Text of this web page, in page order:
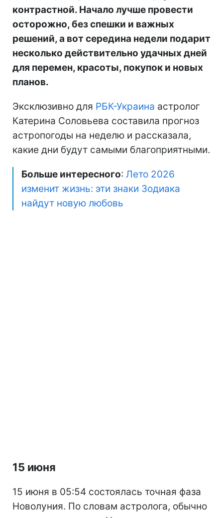
контрастной. Начало лучше провести
осторожно, без спешки и важных
решений, а вот середина недели подарит
несколько действительно удачных дней
для перемен, красоты, покупок и новых
планов.
Эксклюзивно для РБК-Украина астролог
Катерина Соловьева составила прогноз
астропогоды на неделю и рассказала,
какие дни будут самыми благоприятными.
Больше интересного: Лето 2026
изменит жизнь: эти знаки Зодиака
найдут новую любовь
15 июня
15 июня в 05:54 состоялась точная фаза
Новолуния. По словам астролога, обычно